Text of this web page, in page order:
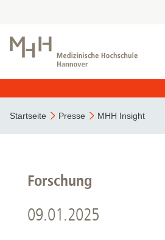
Startseite Presse MHH Insight
Forschung
09.01.2025